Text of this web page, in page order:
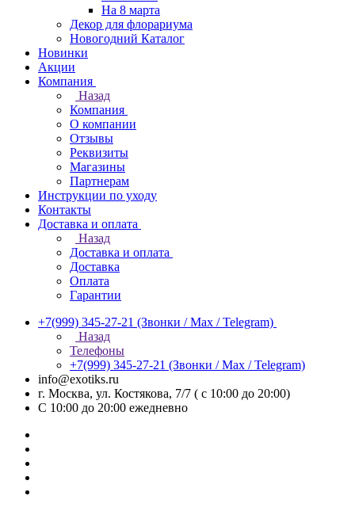
На 8 марта
Декор для флорариума
Новогодний Каталог
Новинки
Акции
Компания
Назад
Компания
О компании
Отзывы
Реквизиты
Магазины
Партнерам
Инструкции по уходу
Контакты
Доставка и оплата
Назад
Доставка и оплата
Доставка
Оплата
Гарантии
+7(999) 345-27-21 (Звонки / Max / Telegram)
Назад
Телефоны
+7(999) 345-27-21 (Звонки / Max / Telegram)
info@exotiks.ru
г. Москва, ул. Костякова, 7/7 ( с 10:00 до 20:00)
С 10:00 до 20:00 ежедневно